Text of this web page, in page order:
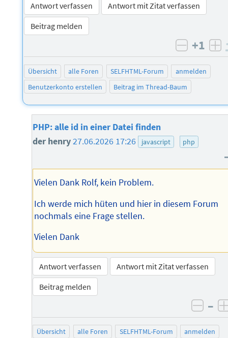
Antwort verfassen
Antwort mit Zitat verfassen
Beitrag melden
negativ
+1
Übersicht alle Foren SELFHTML-Forum
anmelden
Benutzerkonto erstellen
Beitrag im Thread-Baum
PHP: alle id in einer Datei finden
der henry27.06.2026 17:26 javascript php
Vielen Dank Rolf, kein Problem.
Ich werde mich hüten und hier in diesem Forum
nochmals eine Frage stellen.
Vielen Dank
Antwort verfassen
Antwort mit Zitat verfassen
Beitrag melden
–
Übersicht alle Foren SELFHTML-Forum
anmelden